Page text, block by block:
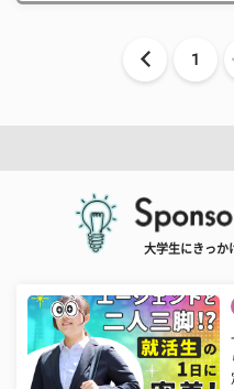
1
大学生にきっか